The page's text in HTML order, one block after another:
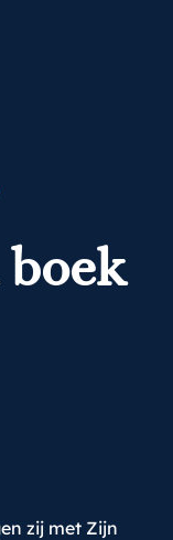
zij met Zijn